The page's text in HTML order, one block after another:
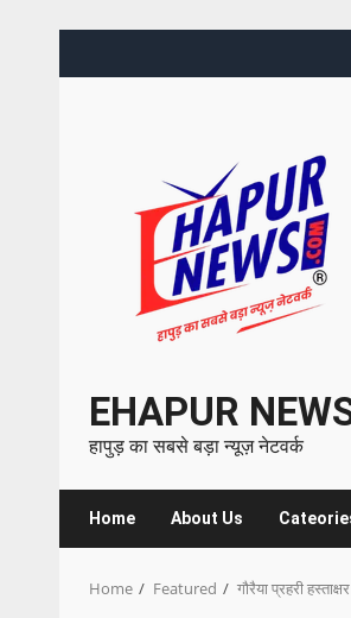
EHAPUR
हापुड़ का सबसे बड़ा न्यूज़ नेटवर्क
Home About Us
Home Featured गौरैया प्रहरी